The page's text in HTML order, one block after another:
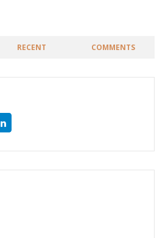
RECENT COMMENTS